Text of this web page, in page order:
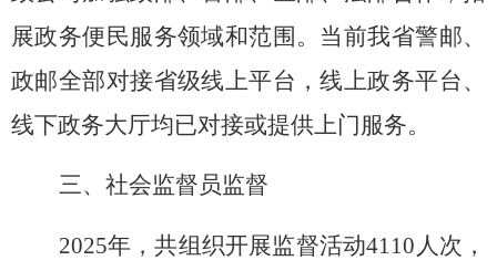
展政务便民服务领域和范围。当前我省警邮、
政邮全部对接省级线上平台，线上政务平台、
线下政务大厅均已对接或提供上门服务。
三、社会监督员监督
2025年，共组织开展监督活动4110人次，